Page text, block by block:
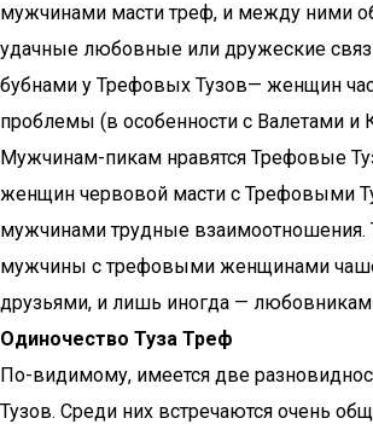
мужчинами масти треф, и между ними
удачные любовные или дружеские
бубнами у Трефовых Тузов— женщин
проблемы (в особенности с Валетами и
Мужчинам-пикам нравятся Трефовые
женщин червовой масти с Трефовыми
мужчинами трудные
мужчины с трефовыми женщинами
друзьями, и лишь иногда —
Одиночество Туза Треф
По-видимому, имеется две
Тузов. Среди них встречаются очень